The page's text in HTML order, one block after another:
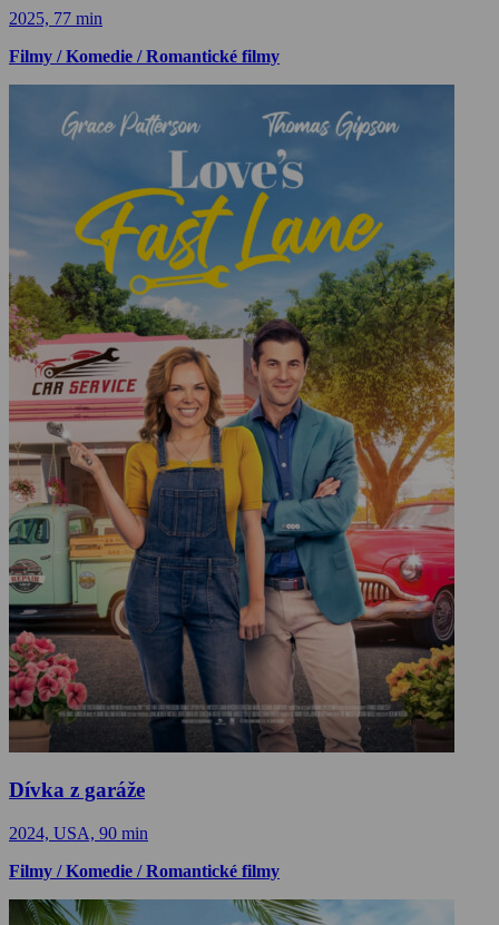
2025, 77 min
Filmy / Komedie / Romantické filmy
Dívka z garáže
2024, USA, 90 min
Filmy / Komedie / Romantické filmy